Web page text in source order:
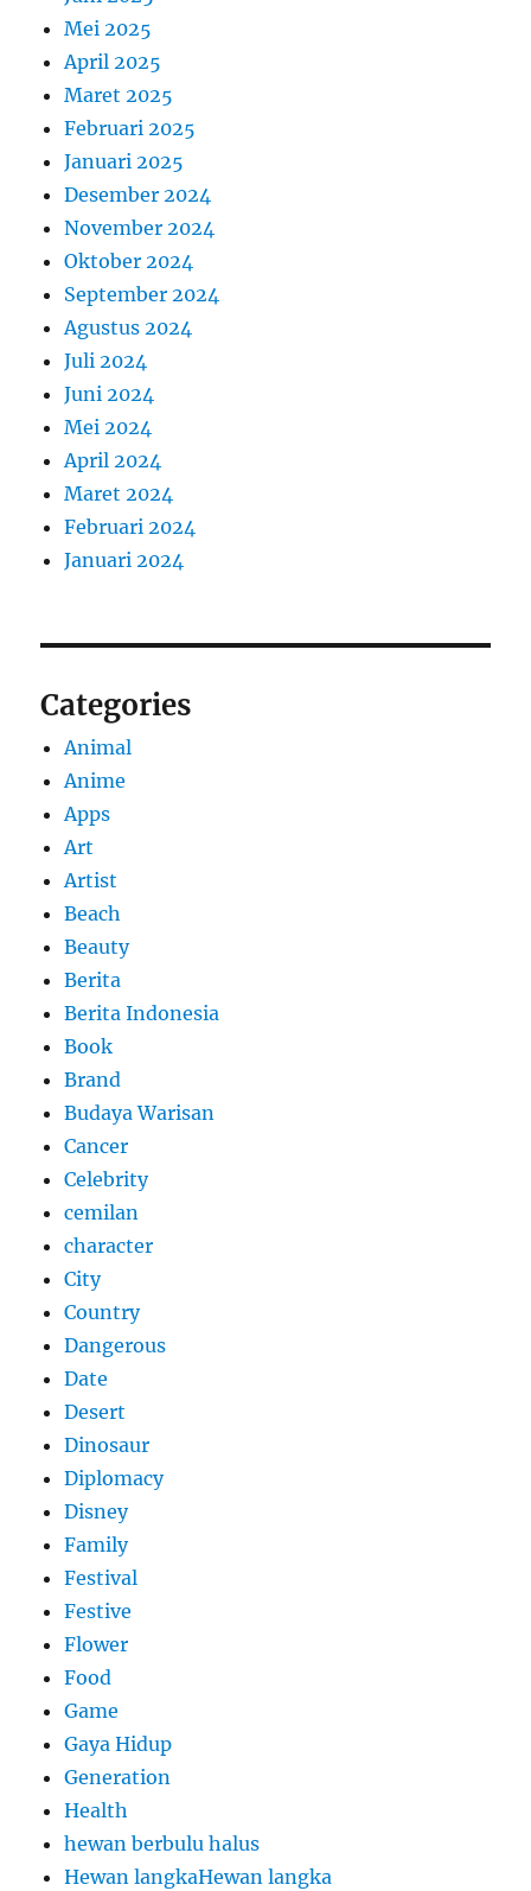
Mei 2025
April 2025
Maret 2025
Februari 2025
Januari 2025
Desember 2024
November 2024
Oktober 2024
September 2024
Agustus 2024
Juli 2024
Juni 2024
Mei 2024
April 2024
Maret 2024
Februari 2024
Januari 2024
Categories
Animal
Anime
Apps
Art
Artist
Beach
Beauty
Berita
Berita Indonesia
Book
Brand
Budaya Warisan
Cancer
Celebrity
cemilan
character
City
Country
Dangerous
Date
Desert
Dinosaur
Diplomacy
Disney
Family
Festival
Festive
Flower
Food
Game
Gaya Hidup
Generation
Health
hewan berbulu halus
Hewan langkaHewan langka